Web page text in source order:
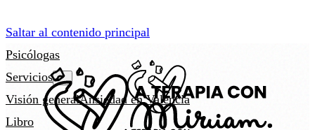
Saltar al contenido principal
Psicólogas
Servicios
Visión generalAnsiedad en Valencia
Libro